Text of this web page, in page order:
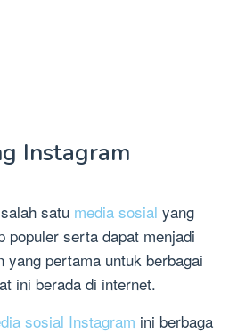
Instagram
satu media sosial yang
populer serta dapat menjadi
yang pertama untuk berbagai
ini berada di internet.
sosial Instagram ini berbaga